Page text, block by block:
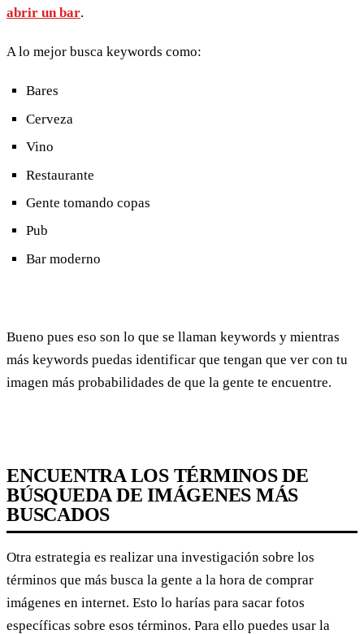
abrir un bar.
A lo mejor busca keywords como:
Bares
Cerveza
Vino
Restaurante
Gente tomando copas
Pub
Bar moderno
Bueno pues eso son lo que se llaman keywords y mientras
más keywords puedas identificar que tengan que ver con tu
imagen más probabilidades de que la gente te encuentre.
ENCUENTRA LOS TÉRMINOS DE
BÚSQUEDA DE IMÁGENES MÁS
BUSCADOS
Otra estrategia es realizar una investigación sobre los
términos que más busca la gente a la hora de comprar
imágenes en internet. Esto lo harías para sacar fotos
específicas sobre esos términos. Para ello puedes usar la